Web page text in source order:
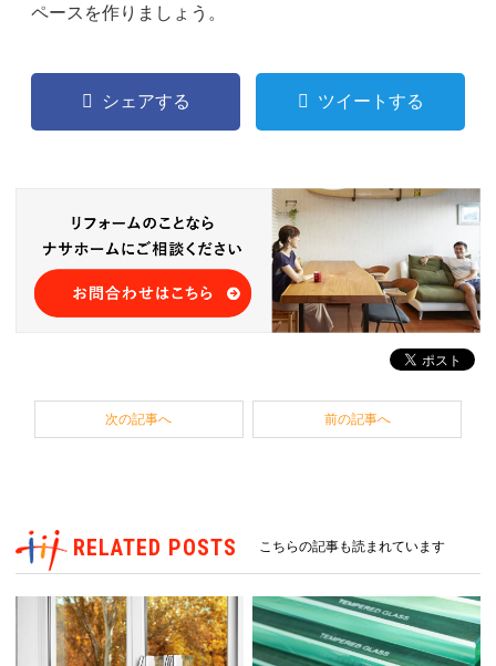
ペースを作りましょう。
シェアする ツイートする
次の記事へ 前の記事へ
RELATED POSTS こちらの記事も読まれています